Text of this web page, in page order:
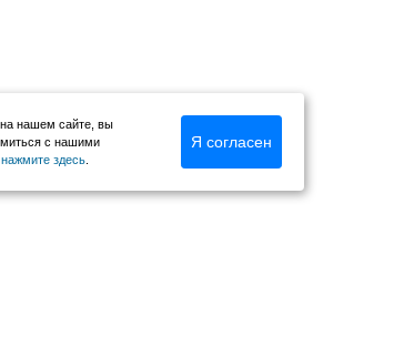
нашем сайте, вы
с нашими
нажмите здесь
Я согласен